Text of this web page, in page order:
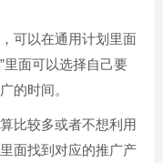
可以在通用计划里面
里面可以选择自己要
的时间。
较多或者不想利用
面找到对应的推广产